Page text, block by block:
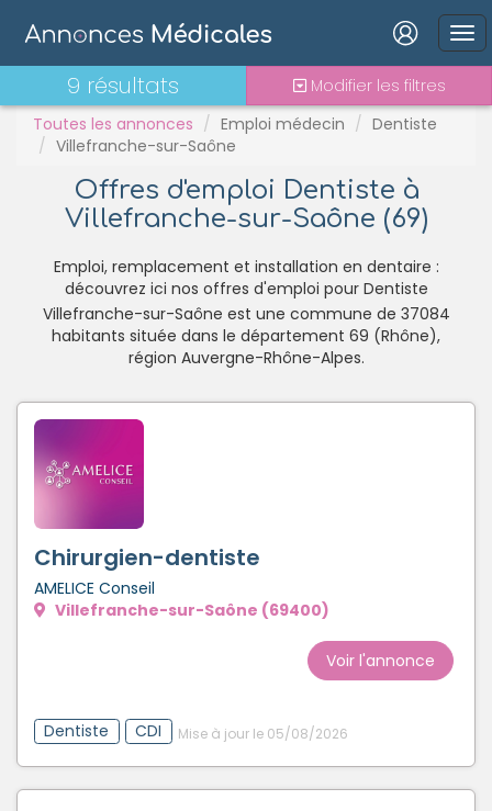
Connexion
Mot de passe oublié ?
Connexion
Se connecter avec Google
Se connecter avec Facebook
Se connecter avec LinkedIn
Toutes les annonces Emploi médecin
Dentiste
Villefranche-sur-Saône
9 résultats Modifier les filtres
PH
Stages - alternance
Statut TNS
Vacations
Offres d'emploi Dentiste à
Villefranche-sur-Saône (69)
Emploi, remplacement et installation en dentaire :
découvrez ici nos offres d'emploi pour Dentiste
Villefranche-sur-Saône est une commune de 37084
habitants située dans le département 69 (Rhône),
région Auvergne-Rhône-Alpes.
Chirurgien-dentiste
AMELICE Conseil
Villefranche-sur-Saône (69400)
Voir l'annonce
Dentiste CDI Mise à jour le 05/08/2026